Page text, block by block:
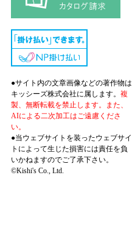
●サイト内の文章画像などの著作物は
キッシーズ株式会社に属します。 複
製、無断転載を禁止します。また、
AIによる二次加工はご遠慮くださ
い。
●当ウェブサイトを装ったウェブサイ
トによって生じた損害には責任を負
いかねますのでご了承下さい。
©Kishi's Co., Ltd.